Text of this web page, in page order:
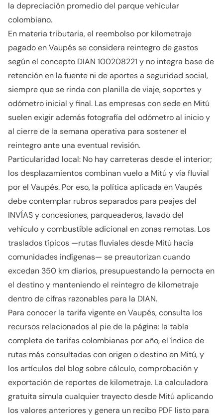
la depreciación promedio del parque vehicular
colombiano.
En materia tributaria, el reembolso por kilometraje
pagado en Vaupés se considera reintegro de gastos
según el concepto DIAN 100208221 y no integra base de
retención en la fuente ni de aportes a seguridad social,
siempre que se rinda con planilla de viaje, soportes y
odómetro inicial y final. Las empresas con sede en Mitú
suelen exigir además fotografía del odómetro al inicio y
al cierre de la semana operativa para sostener el
reintegro ante una eventual revisión.
Particularidad local: No hay carreteras desde el interior;
los desplazamientos combinan vuelo a Mitú y vía fluvial
por el Vaupés. Por eso, la política aplicada en Vaupés
debe contemplar rubros separados para peajes del
INVÍAS y concesiones, parqueaderos, lavado del
vehículo y combustible adicional en zonas remotas. Los
traslados típicos —rutas fluviales desde Mitú hacia
comunidades indígenas— se preautorizan cuando
excedan 350 km diarios, presupuestando la pernocta en
el destino y manteniendo el reintegro de kilometraje
dentro de cifras razonables para la DIAN.
Para conocer la tarifa vigente en Vaupés, consulta los
recursos relacionados al pie de la página: la tabla
completa de tarifas colombianas por año, el índice de
rutas más consultadas con origen o destino en Mitú, y
los artículos del blog sobre cálculo, comprobación y
exportación de reportes de kilometraje. La calculadora
gratuita simula cualquier trayecto desde Mitú aplicando
los valores anteriores y genera un recibo PDF listo para